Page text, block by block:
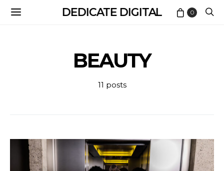
DEDICATE DIGITAL 0
BEAUTY
11 posts